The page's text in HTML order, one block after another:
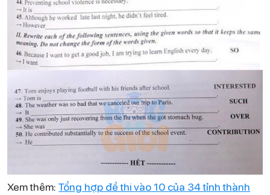
Xem thêm: Tổng hợp đề thi vào 10 của 34 tỉnh thành